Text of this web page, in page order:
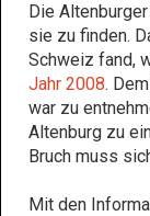
Die
sie zu finden.
Schweiz fand,
Jahr 2008.
war zu
Altenburg zu
Bruch muss
Mit den